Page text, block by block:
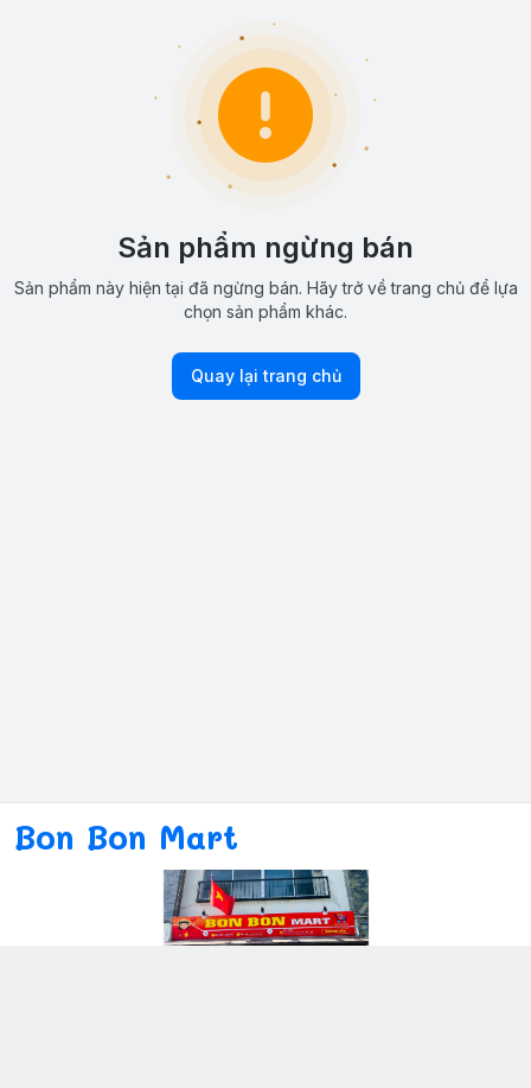
Sản phẩm ngừng bán
Sản phẩm này hiện tại đã ngừng bán. Hãy trở về trang chủ để lựa
chọn sản phẩm khác.
Quay lại trang chủ
Bon Bon Mart